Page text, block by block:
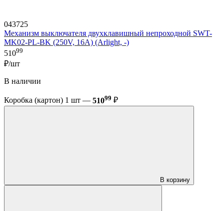
043725
Механизм выключателя двухклавишный непроходной SWT-
MK02-PL-BK (250V, 16A) (Arlight, -)
51099
₽/шт
В наличии
Коробка (картон) 1 шт — 51099 ₽
В корзину